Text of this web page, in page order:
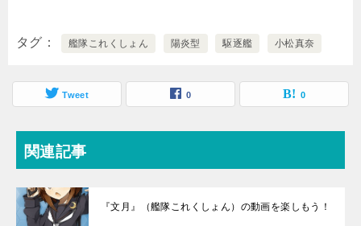
タグ 艦隊これくしょん 陽炎型 駆逐艦 小松真奈
Tweet 0 0
関連記事
『文月』（艦隊これくしょん）の動画を楽しもう！